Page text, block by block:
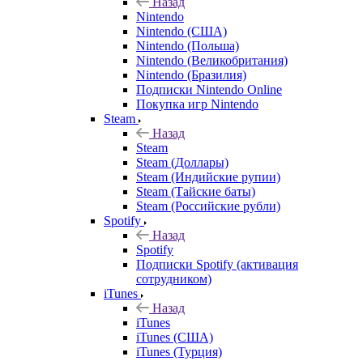
Nintendo
Nintendo (США)
Nintendo (Польша)
Nintendo (Великобритания)
Nintendo (Бразилия)
Подписки Nintendo Online
Покупка игр Nintendo
Steam
Назад
Steam
Steam (Доллары)
Steam (Индийские рупии)
Steam (Тайские баты)
Steam (Российские рубли)
Spotify
Назад
Spotify
Подписки Spotify (активация
сотрудником)
iTunes
Назад
iTunes
iTunes (США)
iTunes (Турция)